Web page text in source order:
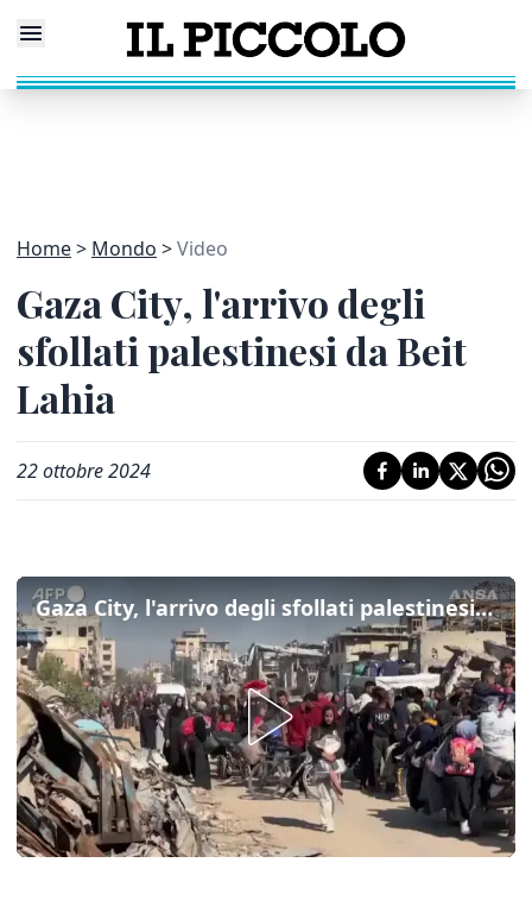
Home Mondo Video
Gaza City, l'arrivo degli
sfollati palestinesi da Beit
Lahia
22 ottobre 2024
Gaza City, l'arrivo degli sfollati palestinesi da Beit Lahia